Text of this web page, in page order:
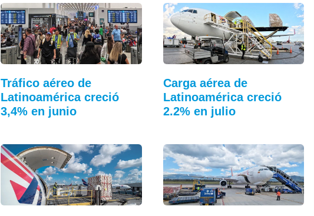
Tráfico aéreo de
Latinoamérica creció
3,4% en junio
Carga aérea de
Latinoamérica creció
2.2% en julio